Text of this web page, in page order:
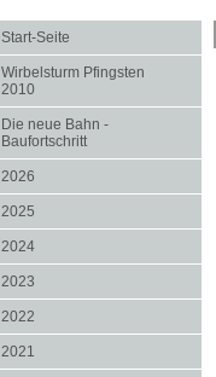
Start-Seite
Wirbelsturm Pfingsten
2010
Die neue Bahn -
Baufortschritt
2026
2025
2024
2023
2022
2021